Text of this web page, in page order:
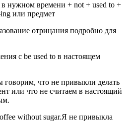
в нужном времени + not + used to +
или предмет
отрицания подробно для
с be used to в настоящем
что не привыкли делать
или что не считаем в настоящий
without sugar.Я не привыкла